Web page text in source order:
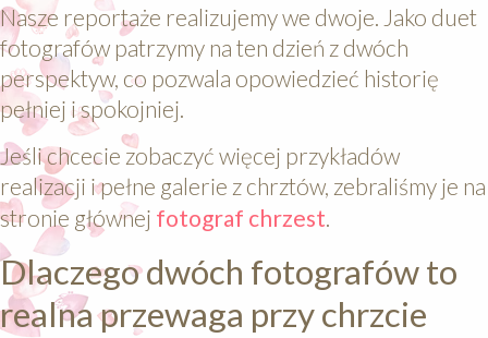
Nasze reportaże realizujemy we dwoje. Jako duet
fotografów patrzymy na ten dzień z dwóch
perspektyw, co pozwala opowiedzieć historię
pełniej i spokojniej.
Jeśli chcecie zobaczyć więcej przykładów
realizacji i pełne galerie z chrztów, zebraliśmy je na
stronie głównej fotograf chrzest.
Dlaczego dwóch fotografów to
realna przewaga przy chrzcie